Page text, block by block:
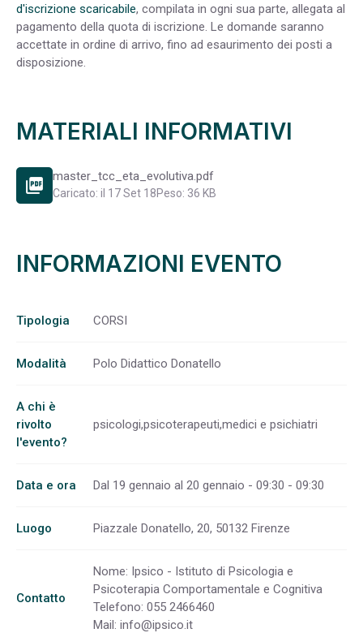
d'iscrizione scaricabile, compilata in ogni sua parte, allegata al
pagamento della quota di iscrizione. Le domande saranno
accettate in ordine di arrivo, fino ad esaurimento dei posti a
disposizione.
MATERIALI INFORMATIVI
picture_as_pdf master_tcc_eta_evolutiva.pdf
Caricato: il 17 Set 18Peso: 36 KB
INFORMAZIONI EVENTO
Tipologia CORSI
Modalità Polo Didattico Donatello
A chi è
rivolto
l'evento?
psicologi,psicoterapeuti,medici e psichiatri
Data e ora Dal 19 gennaio al 20 gennaio - 09:30 - 09:30
Luogo Piazzale Donatello, 20, 50132 Firenze
Contatto
Nome: Ipsico - Istituto di Psicologia e
Psicoterapia Comportamentale e Cognitiva
Telefono: 055 2466460
Mail: info@ipsico.it